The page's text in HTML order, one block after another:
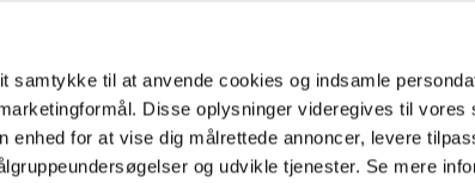
samtykke til at anvende cookies og indsamle
Disse oplysninger videregives til vores
enhed for at vise dig målrettede annoncer, levere
og udvikle tjenester. Se mere
finish og naturlige bambuslåg er Lagan-kruset et
i rustfrit stål sørger for at temperaturen
skal holde sig frisk gennem arbejdsdagen. Kruset fås